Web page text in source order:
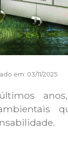
em: 03/11/2025